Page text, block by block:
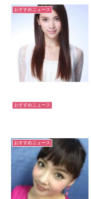
おすすめニュース
おすすめニュース
おすすめニュース